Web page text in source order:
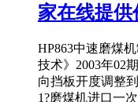
家在线提
HP863中速磨煤
技术》2003年02
向挡板开度调整
1?磨煤机进口一